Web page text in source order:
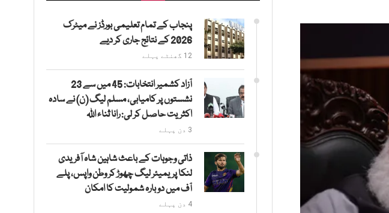
پنجاب کے تمام تعلیمی بورڈز نے میٹرک
2026 کے نتائج جاری کر دیے
12 گھنٹے پہلے
آزاد کشمیر انتخابات: 45 میں سے 23
نشستوں پر کامیابی، مسلم لیگ (ن) نے سادہ
اکثریت حاصل کر لی: رانا ثناء اللہ
3 دن پہلے
ذاتی وجوہات کے باعث شاہین شاہ آفریدی
لنکا پریمیئر لیگ چھوڑ کر وطن واپس، پلے
آف میں دوبارہ شمولیت کا امکان
4 دن پہلے